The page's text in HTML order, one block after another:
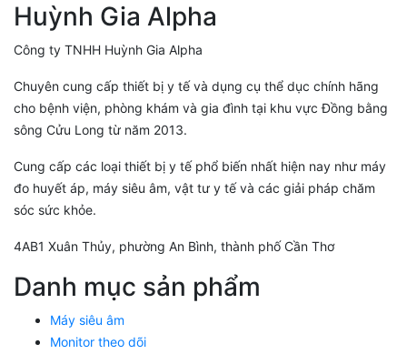
Huỳnh Gia Alpha
Công ty TNHH Huỳnh Gia Alpha
Chuyên cung cấp thiết bị y tế và dụng cụ thể dục chính hãng
cho bệnh viện, phòng khám và gia đình tại khu vực Đồng bằng
sông Cửu Long từ năm 2013.
Cung cấp các loại thiết bị y tế phổ biến nhất hiện nay như máy
đo huyết áp, máy siêu âm, vật tư y tế và các giải pháp chăm
sóc sức khỏe.
4AB1 Xuân Thủy, phường An Bình, thành phố Cần Thơ
Danh mục sản phẩm
Máy siêu âm
Monitor theo dõi